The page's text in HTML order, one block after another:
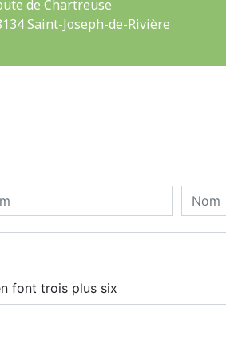
de Chartreuse
Saint-Joseph-de-Rivière
font trois plus six